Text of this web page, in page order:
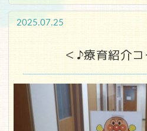
2025.07.25
＜♪療育紹介